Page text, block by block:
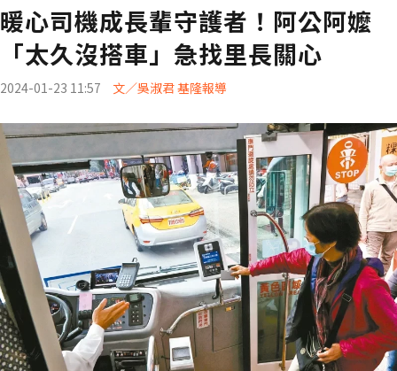
暖心司機成長輩守護者！阿公阿嬤
「太久沒搭車」急找里長關心
2024-01-23 11:57 文／吳淑君 基隆報導